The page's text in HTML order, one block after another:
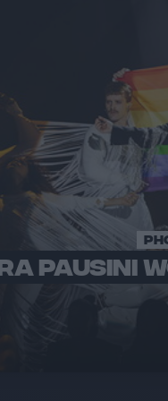
PAUSINI